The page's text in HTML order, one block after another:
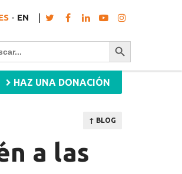
- EN
Botón de búsqueda
HAZ UNA DONACIÓN
↑ BLOG
a las